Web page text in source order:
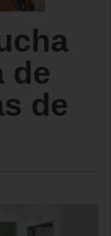
de
de